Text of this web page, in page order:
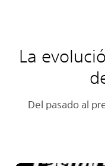
La
Del pasado al